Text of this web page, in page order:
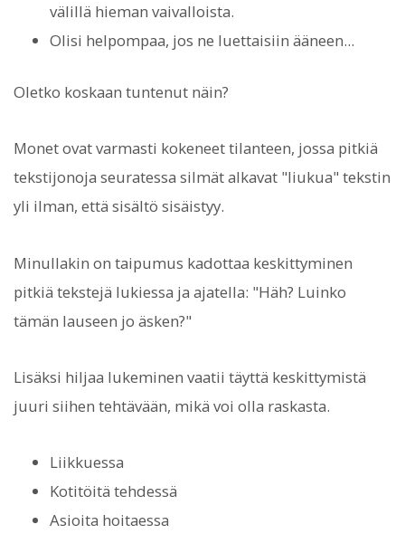
välillä hieman vaivalloista.
Olisi helpompaa, jos ne luettaisiin ääneen...
Oletko koskaan tuntenut näin?
Monet ovat varmasti kokeneet tilanteen, jossa pitkiä
tekstijonoja seuratessa silmät alkavat "liukua" tekstin
yli ilman, että sisältö sisäistyy.
Minullakin on taipumus kadottaa keskittyminen
pitkiä tekstejä lukiessa ja ajatella: "Häh? Luinko
tämän lauseen jo äsken?"
Lisäksi hiljaa lukeminen vaatii täyttä keskittymistä
juuri siihen tehtävään, mikä voi olla raskasta.
Liikkuessa
Kotitöitä tehdessä
Asioita hoitaessa